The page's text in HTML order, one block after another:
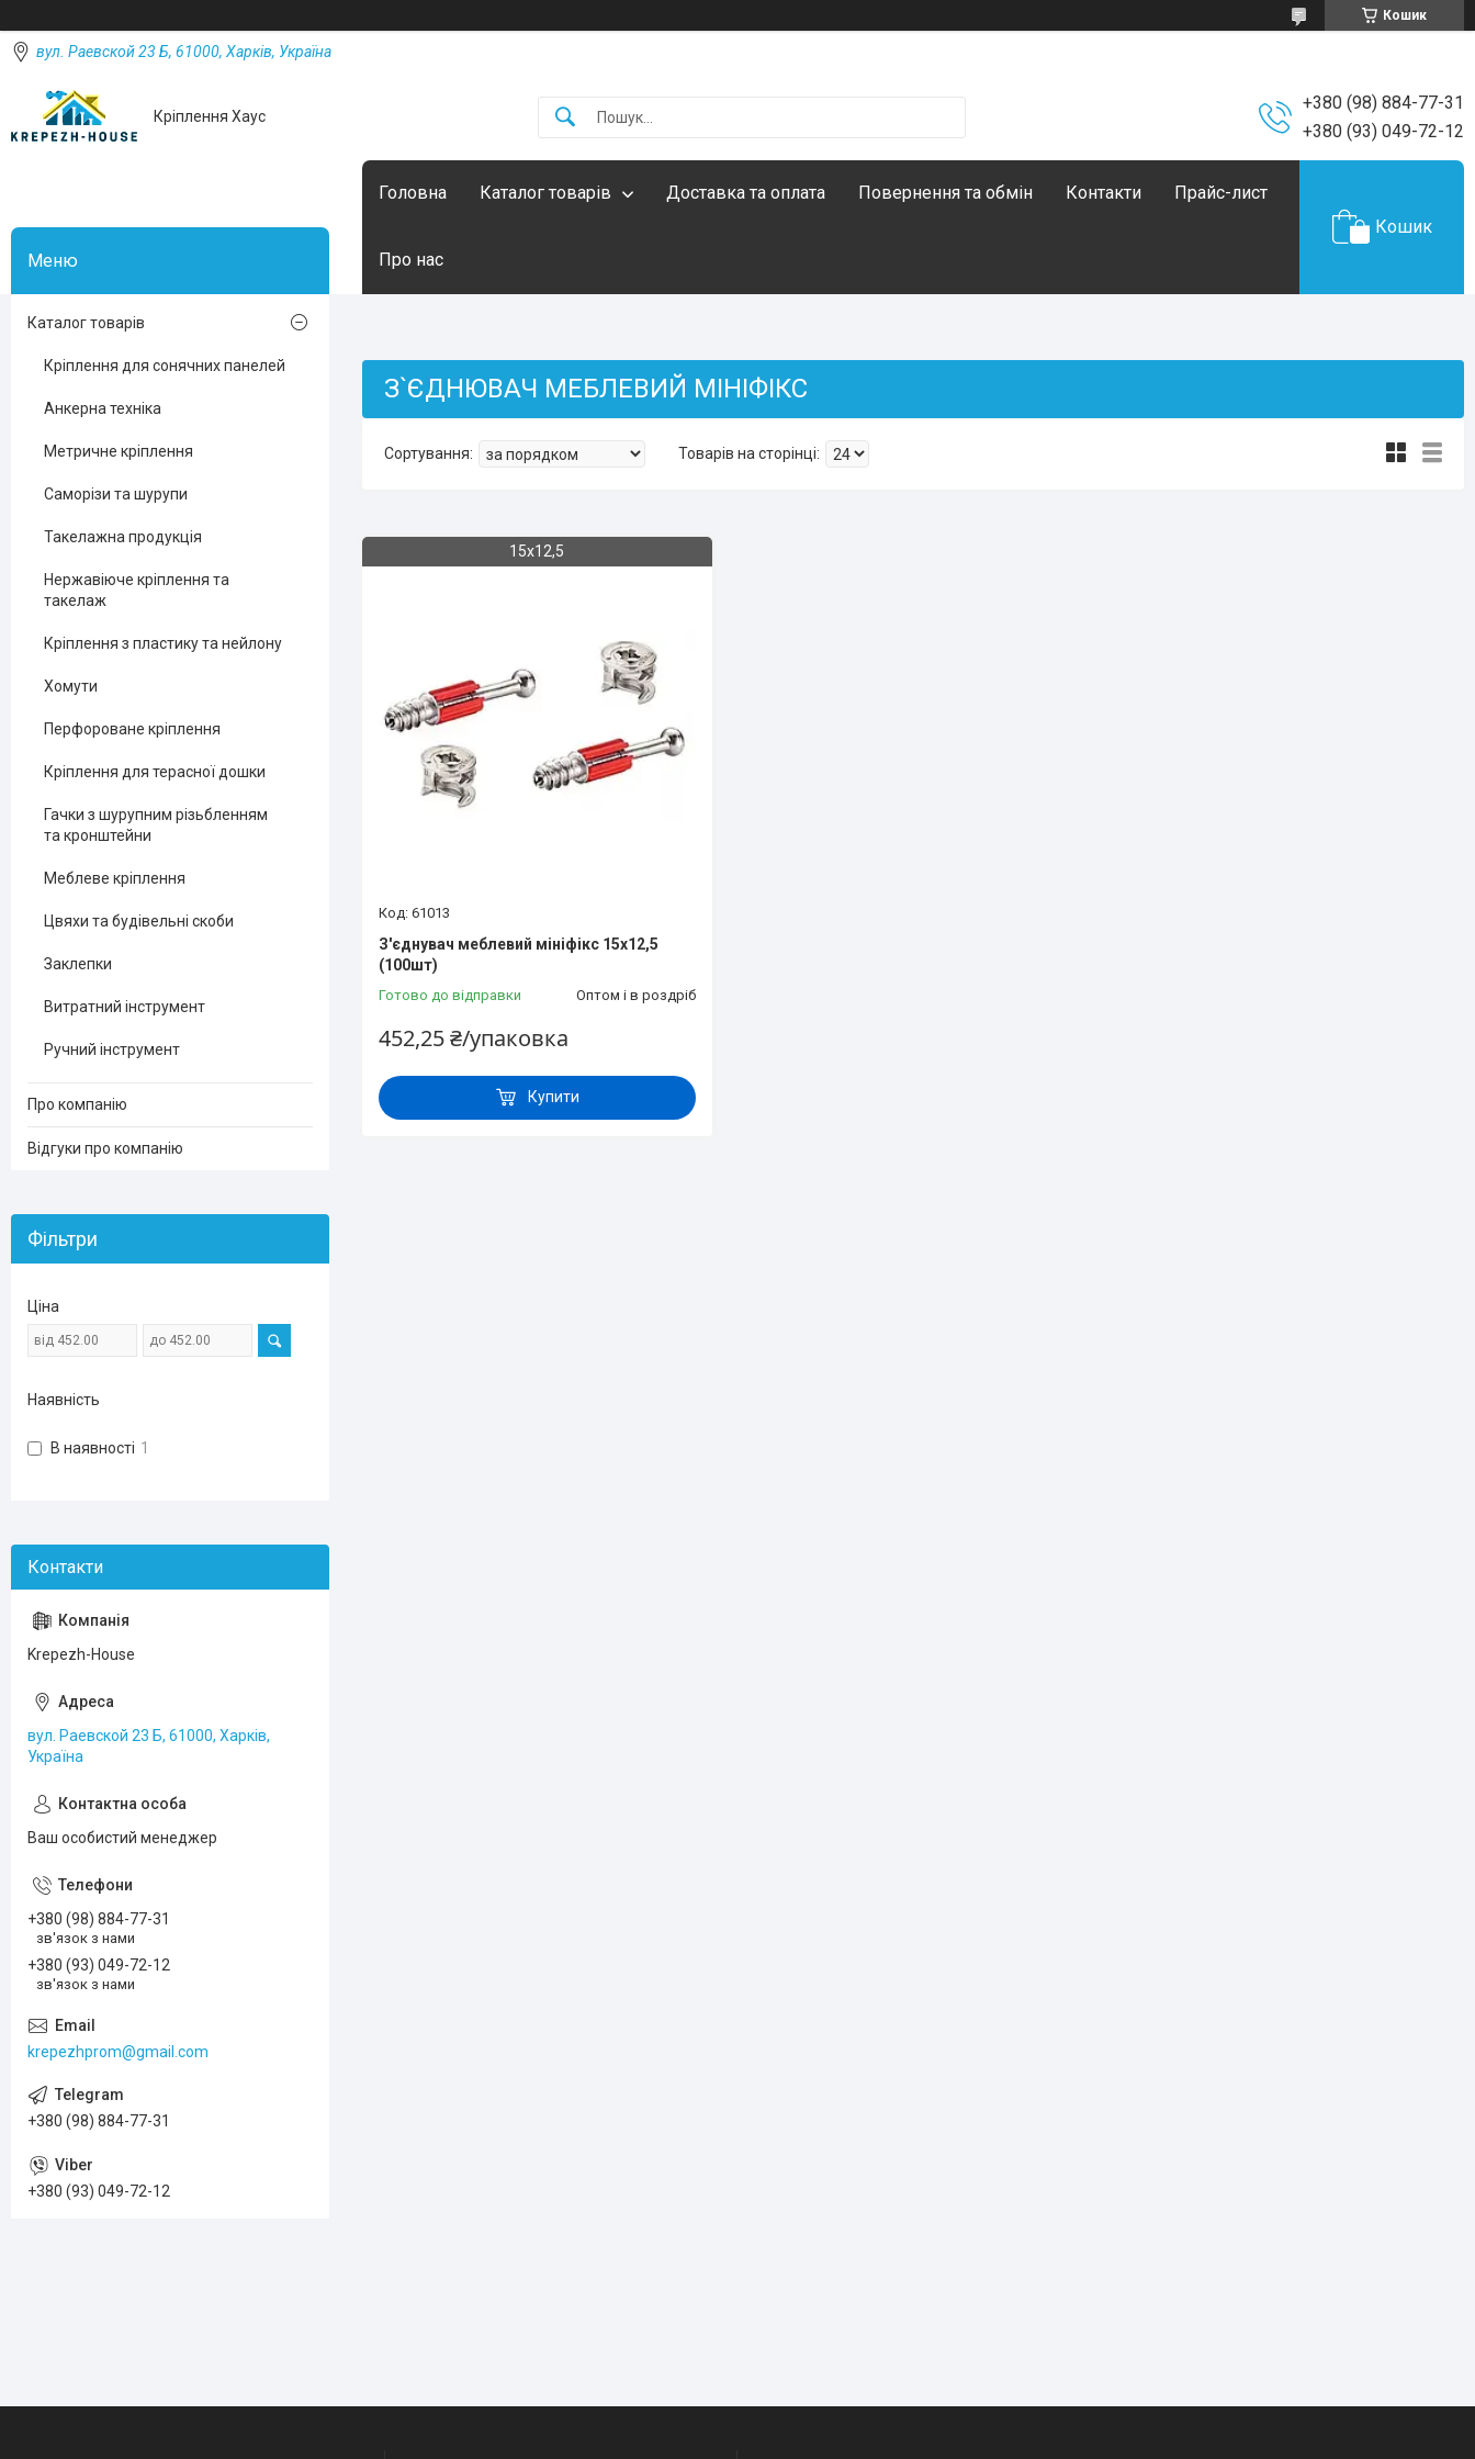
Кошик
вул. Раевской 23 Б, 61000, Харків, Україна
Кріплення Хаус
+380 (98) 884-77-31
+380 (93) 049-72-12
Головна Каталог товарів Доставка та оплата Повернення та обмін Контакти Прайс-лист
Про нас
Кошик
З`ЄДНЮВАЧ МЕБЛЕВИЙ МІНІФІКС
15х12,5
61013
З'єднувач меблевий мініфікс 15х12,5
(100шт)
Готово до відправки Оптом і в роздріб
452,25 ₴/упаковка
Купити
Каталог товарів
Кріплення для сонячних панелей
Анкерна техніка
Метричне кріплення
Саморізи та шурупи
Такелажна продукція
Нержавіюче кріплення та
такелаж
Кріплення з пластику та нейлону
Хомути
Перфороване кріплення
Кріплення для терасної дошки
Гачки з шурупним різьбленням
та кронштейни
Меблеве кріплення
Цвяхи та будівельні скоби
Заклепки
Витратний інструмент
Ручний інструмент
Про компанію
Відгуки про компанію
Фільтри
Ціна
Наявність
В наявності 1
Krepezh-House
вул. Раевской 23 Б, 61000, Харків,
Україна
Ваш особистий менеджер
+380 (98) 884-77-31
зв'язок з нами
+380 (93) 049-72-12
зв'язок з нами
krepezhprom@gmail.com
+380 (98) 884-77-31
+380 (93) 049-72-12